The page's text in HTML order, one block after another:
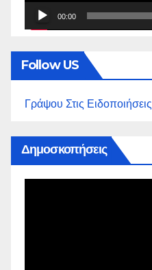
00:00
Follow US
Γράψου Στις Ειδοποιήσεις
Δημοσκοπήσεις